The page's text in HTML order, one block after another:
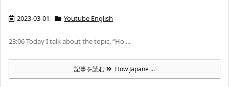
2023-03-01 Youtube English
23:06 Today I talk about the topic, “Ho ...
記事を読む How Japane ...